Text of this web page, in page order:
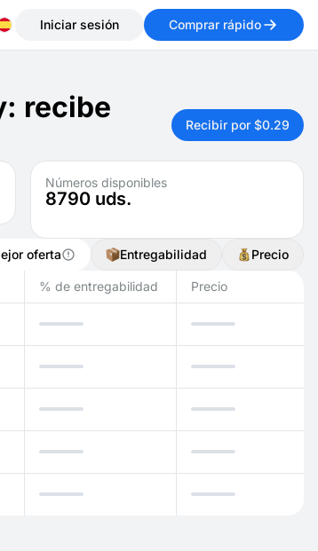
Iniciar sesión Comprar rápido
recibe
Recibir por $0.29
Números disponibles
8790 uds.
oferta Entregabilidad Precio
% de entregabilidad Precio